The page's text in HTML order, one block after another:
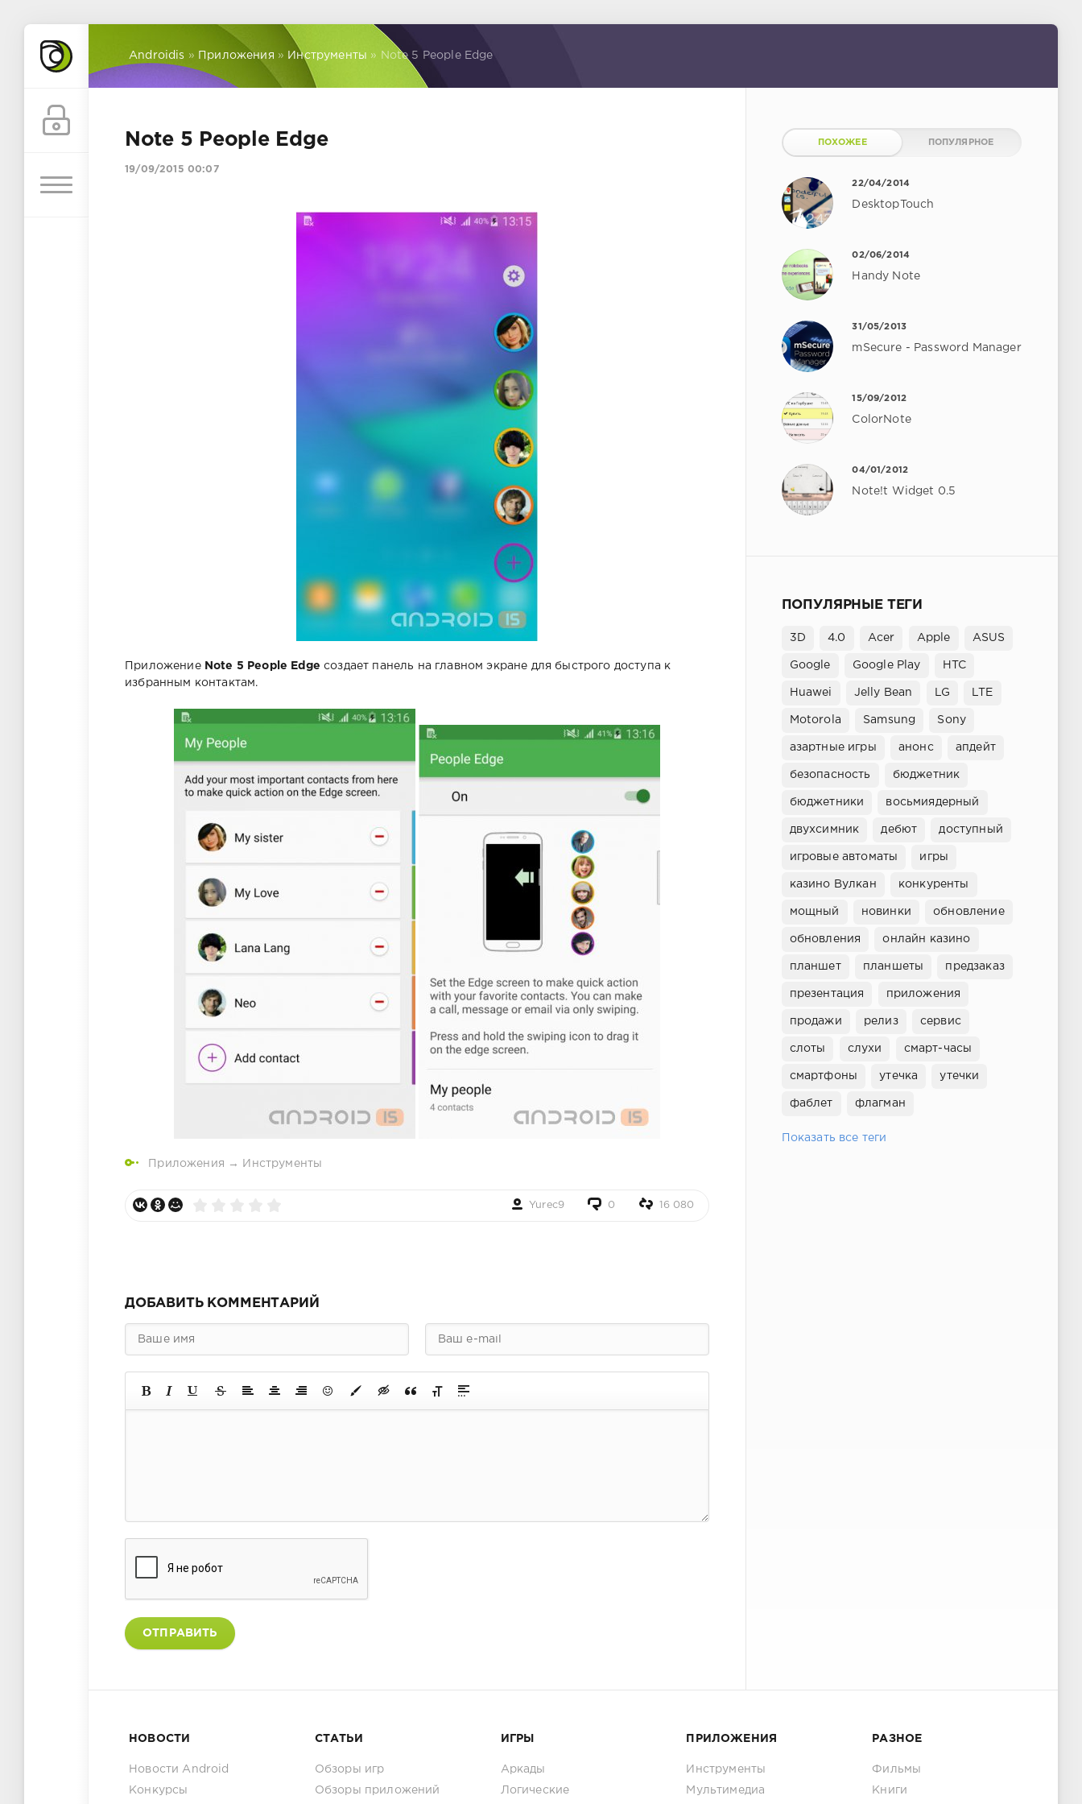
Androidis » Приложения » Инструменты » Note 5 People Edge
Note 5 People Edge
19/09/2015 00:07
Приложение Note 5 People Edge создает панель на главном экране для быстрого доступа к
избранным контактам.
Приложения → Инструменты
Yurec9 0 16 080
ДОБАВИТЬ КОММЕНТАРИЙ
ОТПРАВИТЬ
ПОХОЖЕЕ ПОПУЛЯРНОЕ
22/04/2014
DesktopTouch
02/06/2014
Handy Note
31/05/2013
mSecure - Password Manager
15/09/2012
ColorNote
04/01/2012
Note!t Widget 0.5
ПОПУЛЯРНЫЕ ТЕГИ
3D 4.0 Acer Apple ASUS
Google Google Play HTC
Huawei Jelly Bean LG LTE
Motorola Samsung Sony
азартные игры анонс апдейт
безопасность бюджетник
бюджетники восьмиядерный
двухсимник дебют доступный
игровые автоматы игры
казино Вулкан конкуренты
мощный новинки обновление
обновления онлайн казино
планшет планшеты предзаказ
презентация приложения
продажи релиз сервис
слоты слухи смарт-часы
смартфоны утечка утечки
фаблет флагман
Показать все теги
НОВОСТИ
Новости Android
Конкурсы
СТАТЬИ
Обзоры игр
Обзоры приложений
ИГРЫ
Аркады
Логические
ПРИЛОЖЕНИЯ
Инструменты
Мультимедиа
РАЗНОЕ
Фильмы
Книги